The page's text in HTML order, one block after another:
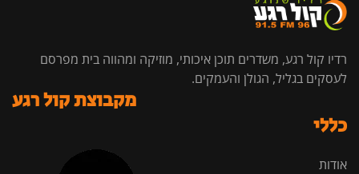
רדיו קול רגע, משדרים תוכן איכותי, מוזיקה ומהווה בית מפרסם
לעסקים בגליל, הגולן והעמקים.
כללי
אודות
מקבוצת קול רגע